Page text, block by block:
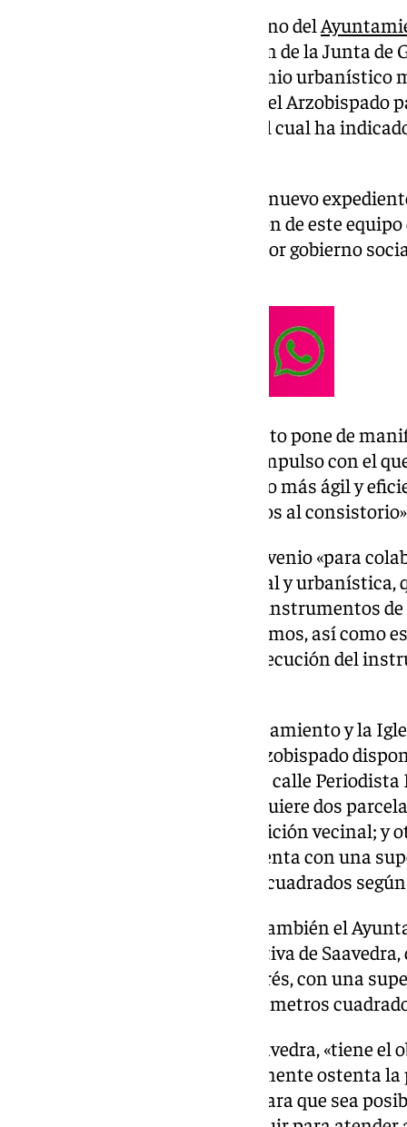
El portavoz del equipo de gobierno del
ha informado tras la celebración de la Junta de
sobre la modificación del convenio urbanístico
ejecución entre el consistorio y el Arzobispado
iglesia en el barrio de Albayda, el cual ha
Según Saavedra, «se trata de un nuevo
desbloqueado gracias a la gestión de este
años atascado y de que el anterior gobierno
El portavoz ha reseñado que «esto pone de
Carazo y el nuevo impulso con el
Urbanismo, que ahora es mucho más ágil y
demostrando desde que llegamos al
Ahora, desbloqueamos este convenio «para
más eficaz la actividad territorial y urbanística,
preparación o iniciación de los instrumentos
más ágil tramitación de los mismos, así como
condiciones de la gestión y la ejecución del
El edil ha detallado que el Ayuntamiento y la
terrenos, mediante la cual el Arzobispado
de 2.491 metros cuadrados en la calle
mientras que el consistorio adquiere dos
San Lázaro que cumple una petición vecinal; y
Comercio, de las cuales, una cuenta con una
según catastro y 814,24 metros cuadrados
Otra tiene, según ha detallado también el
tras la comparecencia informativa de
edil de Economía, Rosario Pallarés, con una
cuadrados según catastro y 976 metros
Este convenio, ha explicado Saavedra, «tiene
de uso de deportivo, que actualmente ostenta
equipamiento sin especificar, para que sea